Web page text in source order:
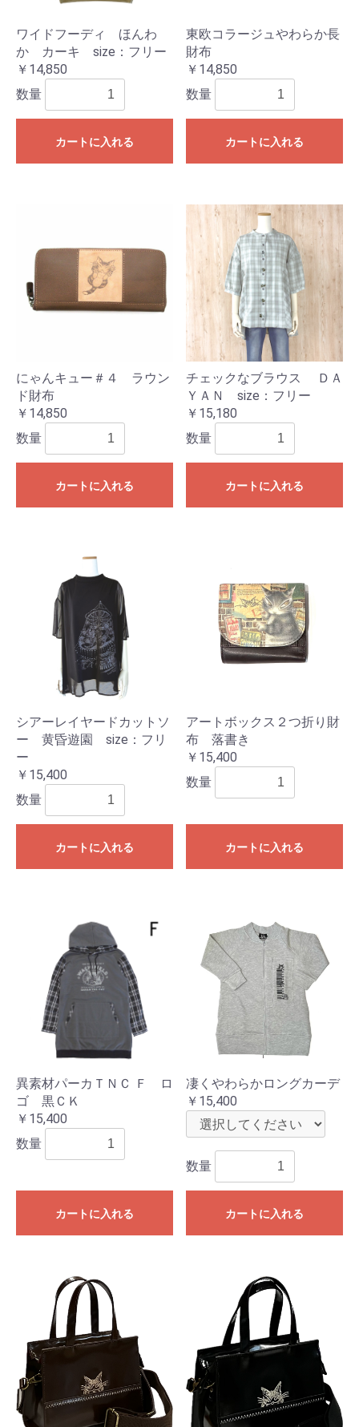
ワイドフーディ ほんわ
か カーキ size：フリー
￥14,850
数量
カートに入れる
東欧コラージュやわらか長
財布
￥14,850
数量
カートに入れる
にゃんキュー＃４ ラウン
ド財布
￥14,850
数量
カートに入れる
チェックなブラウス ＤＡ
ＹＡＮ size：フリー
￥15,180
数量
カートに入れる
シアーレイヤードカットソ
ー 黄昏遊園 size：フリ
ー
￥15,400
数量
カートに入れる
アートボックス２つ折り財
布 落書き
￥15,400
数量
カートに入れる
異素材パーカＴＮＣ Ｆ ロ
ゴ 黒ＣＫ
￥15,400
数量
カートに入れる
凄くやわらかロングカーデ
￥15,400
数量
カートに入れる